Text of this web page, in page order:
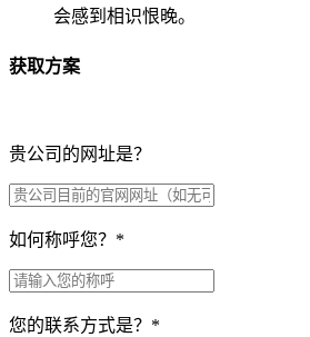
会感到相识恨晚。
获取方案
贵公司的网址是？
如何称呼您？ *
您的联系方式是？ *